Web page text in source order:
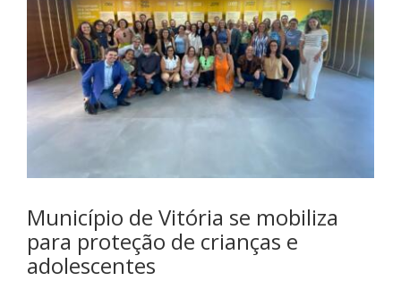
Município de Vitória se mobiliza
para proteção de crianças e
adolescentes